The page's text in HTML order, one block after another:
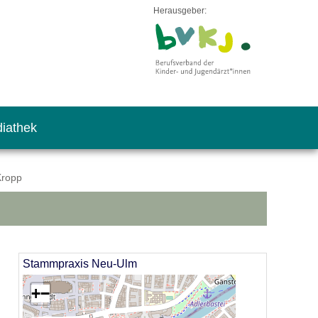
Herausgeber:
Stammpraxis Neu-Ulm
+−